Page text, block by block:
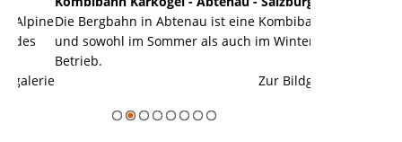
Die Bergbahn in Abtenau ist eine Kombibahn
und sowohl im Sommer als auch im Winter in
Betrieb.
Zur Bildgalerie